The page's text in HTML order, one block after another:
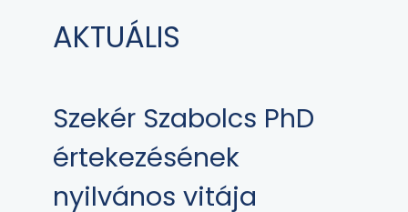
AKTUÁLIS
Szekér Szabolcs PhD
értekezésének
nyilvános vitája